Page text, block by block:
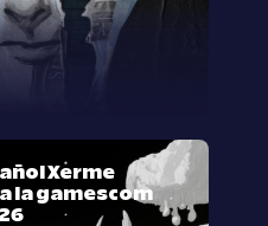
Xerme
la gamescom